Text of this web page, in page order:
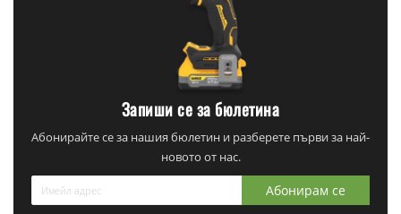
Запиши се за бюлетина
Абонирайте се за нашия бюлетин и разберете първи за най-
новото от нас.
Абонирам се